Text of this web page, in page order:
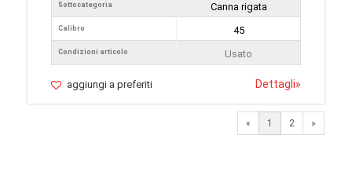
Sottocategoria
Calibro
Condizioni articolo
Canna rigata
45
Usato
aggiungi a preferiti Dettagli»
« 1 2 »